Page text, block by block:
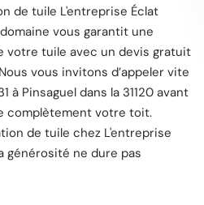
de tuile L'entreprise Éclat
vous garantit une
votre tuile avec un devis gratuit
vous invitons d’appeler vite
à Pinsaguel dans la 31120 avant
complètement votre toit.
de tuile chez L'entreprise
générosité ne dure pas